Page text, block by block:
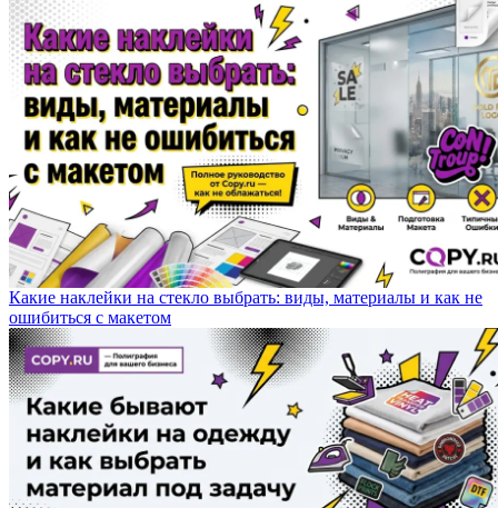
Какие наклейки на стекло выбрать: виды, материалы и как не
ошибиться с макетом